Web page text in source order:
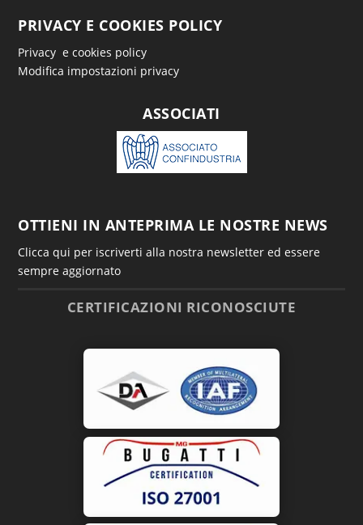
PRIVACY E COOKIES POLICY
Privacy e cookies policy
Modifica impostazioni privacy
ASSOCIATI
OTTIENI IN ANTEPRIMA LE NOSTRE NEWS
Clicca qui per iscriverti alla nostra newsletter ed essere
sempre aggiornato
CERTIFICAZIONI RICONOSCIUTE